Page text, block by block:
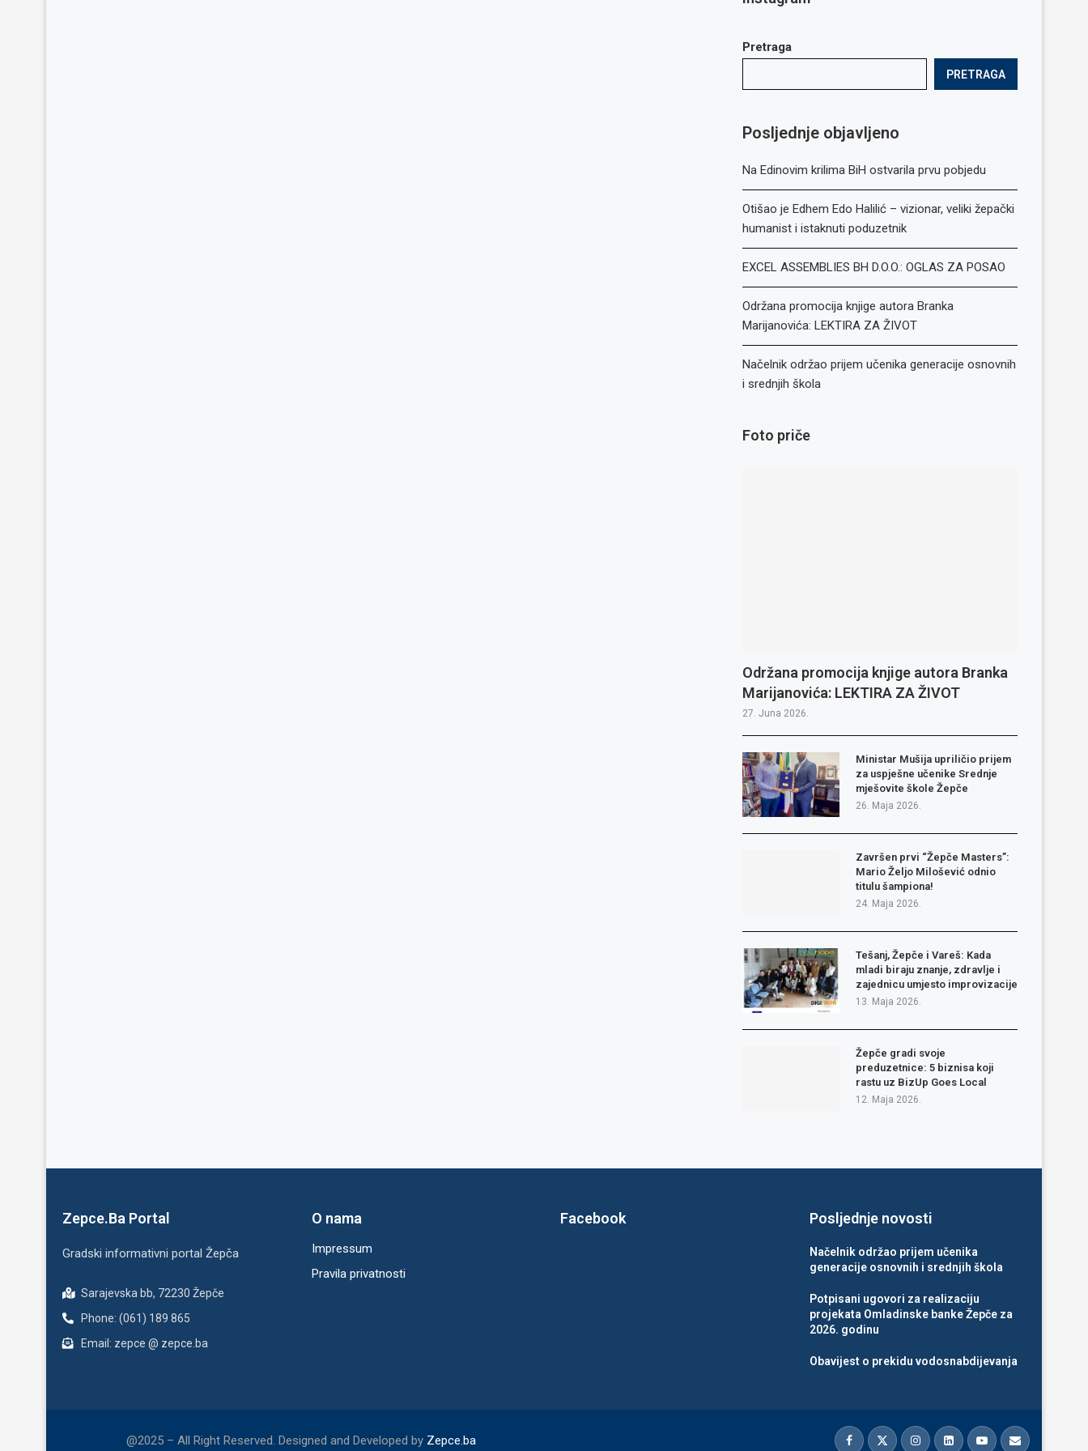
Pretraga
PRETRAGA
Posljednje objavljeno
Na Edinovim krilima BiH ostvarila prvu pobjedu
Otišao je Edhem Edo Halilić – vizionar, veliki žepački
humanist i istaknuti poduzetnik
EXCEL ASSEMBLIES BH D.O.O.: OGLAS ZA POSAO
Održana promocija knjige autora Branka
Marijanovića: LEKTIRA ZA ŽIVOT
Načelnik održao prijem učenika generacije osnovnih
i srednjih škola
Foto priče
Održana promocija knjige autora Branka
Marijanovića: LEKTIRA ZA ŽIVOT
27. Juna 2026.
Ministar Mušija upriličio prijem
za uspješne učenike Srednje
mješovite škole Žepče
26. Maja 2026.
Završen prvi “Žepče Masters”:
Mario Željo Milošević odnio
titulu šampiona!
24. Maja 2026.
Tešanj, Žepče i Vareš: Kada
mladi biraju znanje, zdravlje i
zajednicu umjesto improvizacije
13. Maja 2026.
Žepče gradi svoje
preduzetnice: 5 biznisa koji
rastu uz BizUp Goes Local
12. Maja 2026.
Zepce.Ba Portal
Gradski informativni portal Žepča
Sarajevska bb, 72230 Žepče
Phone: (061) 189 865
Email: zepce @ zepce.ba
O nama
Impressum
Pravila privatnosti
Facebook Posljednje novosti
Načelnik održao prijem učenika
generacije osnovnih i srednjih škola
Potpisani ugovori za realizaciju
projekata Omladinske banke Žepče za
2026. godinu
Obavijest o prekidu vodosnabdijevanja
@2025 – All Right Reserved. Designed and Developed by Zepce.ba